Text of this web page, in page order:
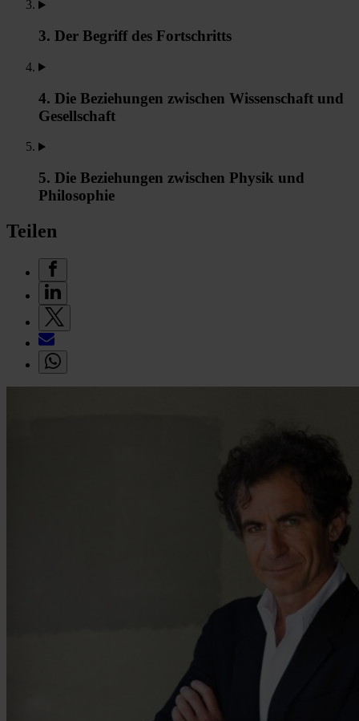
3. Der Begriff des Fortschritts
4. Die Beziehungen zwischen Wissenschaft und
Gesellschaft
5. Die Beziehungen zwischen Physik und
Philosophie
Teilen